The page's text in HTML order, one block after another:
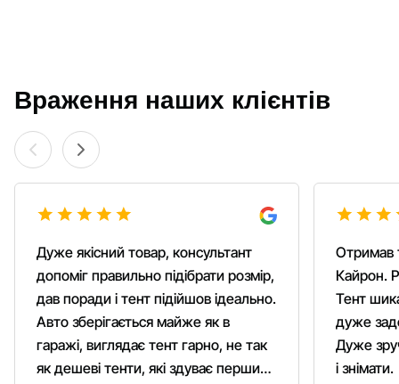
Враження наших клієнтів
Дуже якісний товар, консультант
допоміг правильно підібрати розмір,
дав поради і тент підійшов ідеально.
Авто зберігається майже як в
гаражі, виглядає тент гарно, не так
як дешеві тенти, які здуває першим
Отримав
Кайрон.
Тент
дуже
Дуже
і знімати.